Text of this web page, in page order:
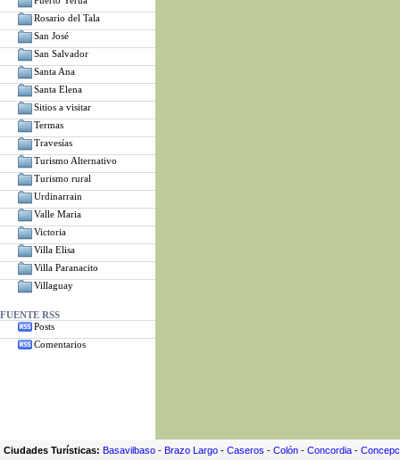
Rosario del Tala
San José
San Salvador
Santa Ana
Santa Elena
Sitios a visitar
Termas
Travesías
Turismo Alternativo
Turismo rural
Urdinarrain
Valle Maria
Victoria
Villa Elisa
Villa Paranacito
Villaguay
FUENTE RSS
Posts
Comentarios
Ciudades Turísticas: Basavilbaso- Brazo Largo- Caseros - Colón- Concordia-